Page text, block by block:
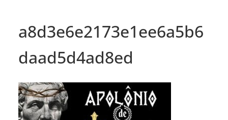
a8d3e6e2173e1ee6a5b6
daad5d4ad8ed